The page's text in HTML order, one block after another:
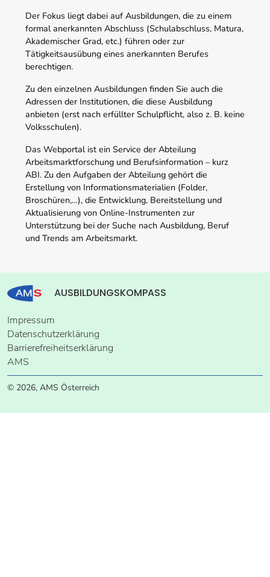
Der Fokus liegt dabei auf Ausbildungen, die zu einem
formal anerkannten Abschluss (Schulabschluss, Matura,
Akademischer Grad, etc.) führen oder zur
Tätigkeitsausübung eines anerkannten Berufes
berechtigen.
Zu den einzelnen Ausbildungen finden Sie auch die
Adressen der Institutionen, die diese Ausbildung
anbieten (erst nach erfüllter Schulpflicht, also z. B. keine
Volksschulen).
Das Webportal ist ein Service der Abteilung
Arbeitsmarktforschung und Berufsinformation – kurz
ABI. Zu den Aufgaben der Abteilung gehört die
Erstellung von Informationsmaterialien (Folder,
Broschüren,…), die Entwicklung, Bereitstellung und
Aktualisierung von Online-Instrumenten zur
Unterstützung bei der Suche nach Ausbildung, Beruf
und Trends am Arbeitsmarkt.
AUSBILDUNGSKOMPASS
Impressum
Datenschutzerklärung
Barrierefreiheitserklärung
AMS
© 2026, AMS Österreich